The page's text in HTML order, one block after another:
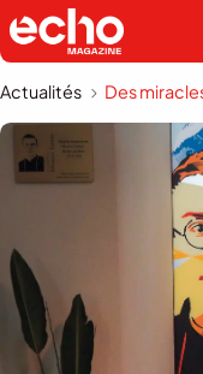
Actualités Des